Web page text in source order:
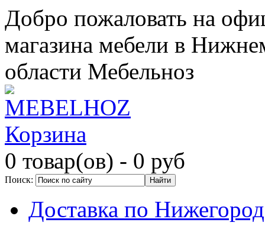
Добро пожаловать на
магазина мебели в
области Мебельноз
Корзина
0 товар(ов) - 0 руб
Поиск:
Доставка по